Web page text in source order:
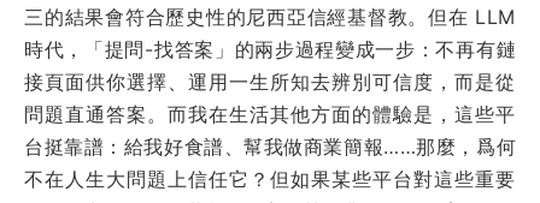
三的結果會符合歷史性的尼西亞信經基督教。但在 LLM
時代，「提問-找答案」的兩步過程變成一步：不再有鏈
接頁面供你選擇、運用一生所知去辨別可信度，而是從
問題直通答案。而我在生活其他方面的體驗是，這些平
台挺靠譜：給我好食譜、幫我做商業簡報……那麼，爲何
不在人生大問題上信任它？但如果某些平台對這些重要